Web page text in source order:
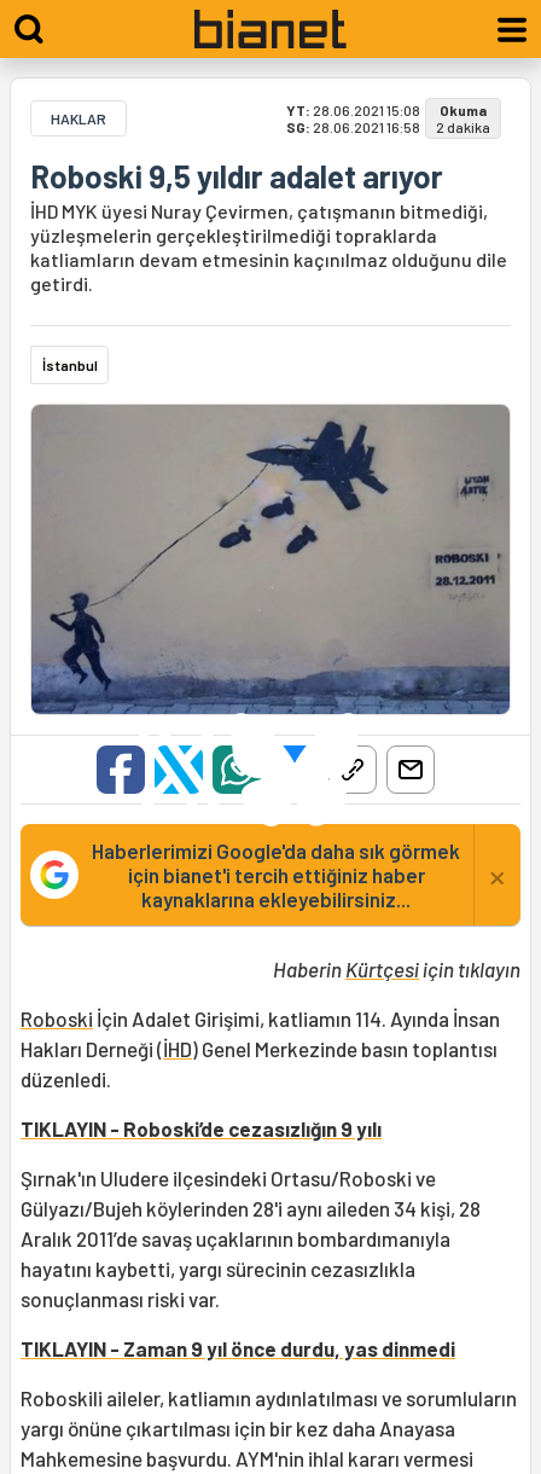
HAKLAR YT: 28.06.2021 15:08
SG: 28.06.2021 16:58
Okuma
2 dakika
Roboski 9,5 yıldır adalet arıyor
İHD MYK üyesi Nuray Çevirmen, çatışmanın bitmediği,
yüzleşmelerin gerçekleştirilmediği topraklarda
katliamların devam etmesinin kaçınılmaz olduğunu dile
getirdi.
İstanbul
Haberlerimizi Google'da daha sık görmek
için bianet'i tercih ettiğiniz haber
kaynaklarına ekleyebilirsiniz...
×
Haberin Kürtçesiiçin tıklayın
Roboski İçin Adalet Girişimi, katliamın 114. Ayında İnsan
Hakları Derneği (İHD) Genel Merkezinde basın toplantısı
düzenledi.
TIKLAYIN - Roboski’de cezasızlığın 9 yılı
Şırnak'ın Uludere ilçesindeki Ortasu/Roboski ve
Gülyazı/Bujeh köylerinden 28'i aynı aileden 34 kişi, 28
Aralık 2011’de savaş uçaklarının bombardımanıyla
hayatını kaybetti, yargı sürecinin cezasızlıkla
sonuçlanması riski var.
TIKLAYIN - Zaman 9 yıl önce durdu, yas dinmedi
Roboskili aileler, katliamın aydınlatılması ve sorumluların
yargı önüne çıkartılması için bir kez daha Anayasa
Mahkemesine başvurdu. AYM'nin ihlal kararı vermesi